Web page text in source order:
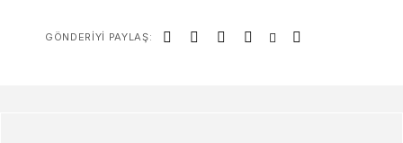
GÖNDERIYI PAYLAŞ: